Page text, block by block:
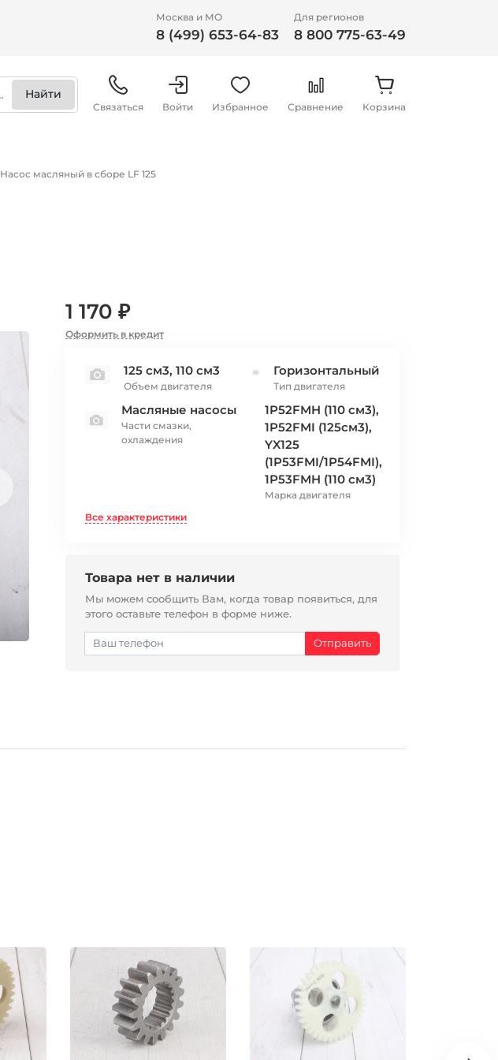
Москва и МО
8 (499) 653-64-83
Для регионов
8 800 775-63-49
Связаться Войти Избранное Сравнение Корзина
Насос масляный в сборе LF 125
1 170 ₽
Оформить в кредит
125 см3, 110 см3
Объем двигателя
Горизонтальный
Тип двигателя
Масляные насосы
Части смазки,
охлаждения
1P52FMH (110 см3),
1P52FMI (125см3),
YX125
(1P53FMI/1P54FMI),
1P53FMH (110 см3)
Марка двигателя
Все характеристики
Товара нет в наличии
Мы можем сообщить Вам, когда товар появиться, для
этого оставьте телефон в форме ниже.